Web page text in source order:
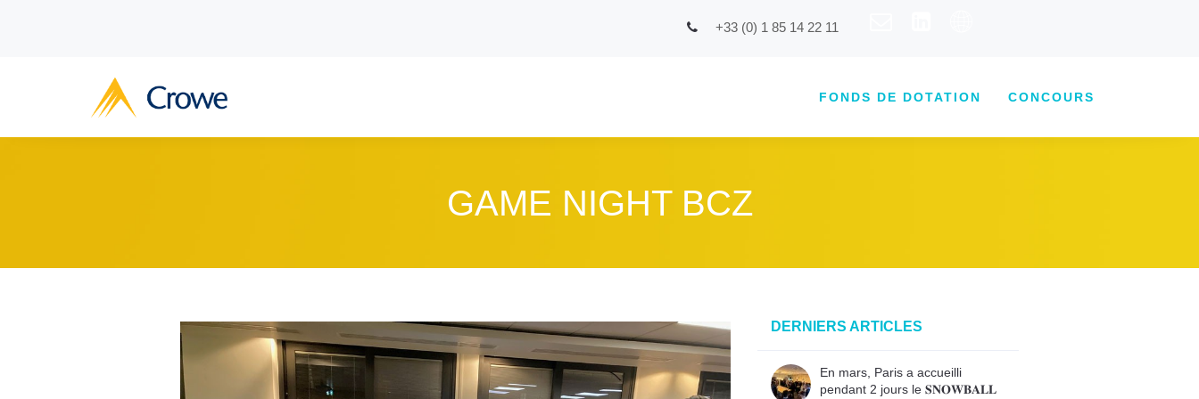
+33 (0) 1 85 14 22 11
FONDS DE DOTATION CONCOURS
GAME NIGHT BCZ
DERNIERS ARTICLES
En mars, Paris a accueilli
pendant 2 jours le 𝐒𝐍𝐎𝐖𝐁𝐀𝐋𝐋